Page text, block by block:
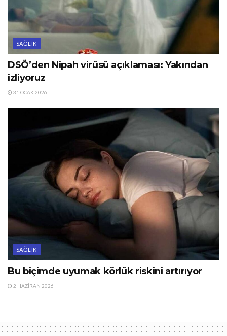
SAĞLIK
DSÖ’den Nipah virüsü açıklaması: Yakından
izliyoruz
31 OCAK 2026
SAĞLIK
Bu biçimde uyumak körlük riskini artırıyor
2 HAZIRAN 2026